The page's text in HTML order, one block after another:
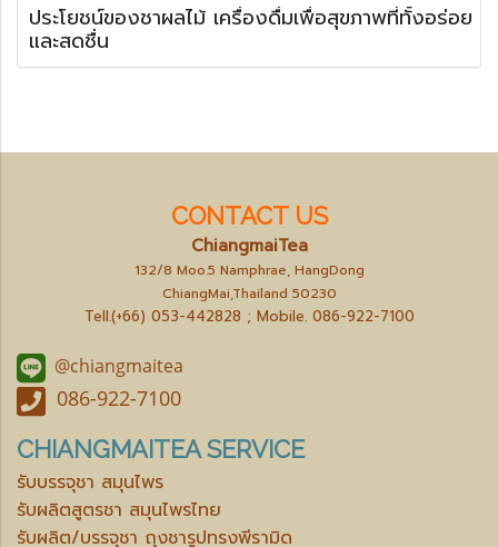
ประโยชน์ของชาผลไม้ เครื่องดื่มเพื่อสุขภาพที่ทั้งอร่อย
และสดชื่น
CONTACT US
ChiangmaiTea
132/8 Moo.5 Namphrae, HangDong
ChiangMai,Thailand 50230
Tell.(+66) 053-442828 ; Mobile. 086-922-7100
@chiangmaitea
086-922-7100
CHIANGMAITEA SERVICE
รับบรรจุชา สมุนไพร
รับผลิตสูตรชา สมุนไพรไทย
รับผลิต/บรรจุชา ถุงชารูปทรงพีรามิด